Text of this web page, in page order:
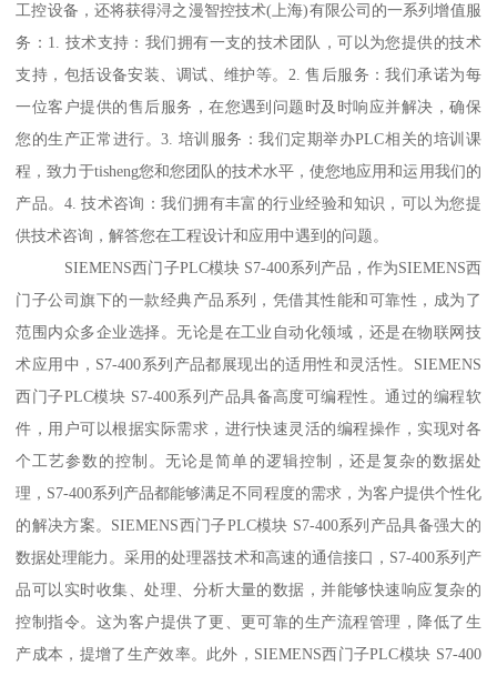
工控设备，还将获得浔之漫智控技术(上海)有限公司的一系列增值服
务：1. 技术支持：我们拥有一支的技术团队，可以为您提供的技术
支持，包括设备安装、调试、维护等。2. 售后服务：我们承诺为每
一位客户提供的售后服务，在您遇到问题时及时响应并解决，确保
您的生产正常进行。3. 培训服务：我们定期举办PLC相关的培训课
程，致力于tisheng您和您团队的技术水平，使您地应用和运用我们的
产品。4. 技术咨询：我们拥有丰富的行业经验和知识，可以为您提
供技术咨询，解答您在工程设计和应用中遇到的问题。
SIEMENS西门子PLC模块 S7-400系列产品，作为SIEMENS西
门子公司旗下的一款经典产品系列，凭借其性能和可靠性，成为了
范围内众多企业选择。无论是在工业自动化领域，还是在物联网技
术应用中，S7-400系列产品都展现出的适用性和灵活性。SIEMENS
西门子PLC模块 S7-400系列产品具备高度可编程性。通过的编程软
件，用户可以根据实际需求，进行快速灵活的编程操作，实现对各
个工艺参数的控制。无论是简单的逻辑控制，还是复杂的数据处
理，S7-400系列产品都能够满足不同程度的需求，为客户提供个性化
的解决方案。SIEMENS西门子PLC模块 S7-400系列产品具备强大的
数据处理能力。采用的处理器技术和高速的通信接口，S7-400系列产
品可以实时收集、处理、分析大量的数据，并能够快速响应复杂的
控制指令。这为客户提供了更、更可靠的生产流程管理，降低了生
产成本，提增了生产效率。此外，SIEMENS西门子PLC模块 S7-400